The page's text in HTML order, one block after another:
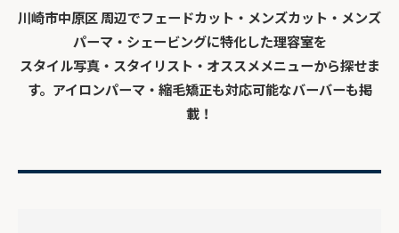
川崎市中原区 周辺でフェードカット・メンズカット・メンズ
パーマ・シェービングに特化した理容室を
スタイル写真・スタイリスト・オススメメニューから探せま
す。アイロンパーマ・縮毛矯正も対応可能なバーバーも掲
載！